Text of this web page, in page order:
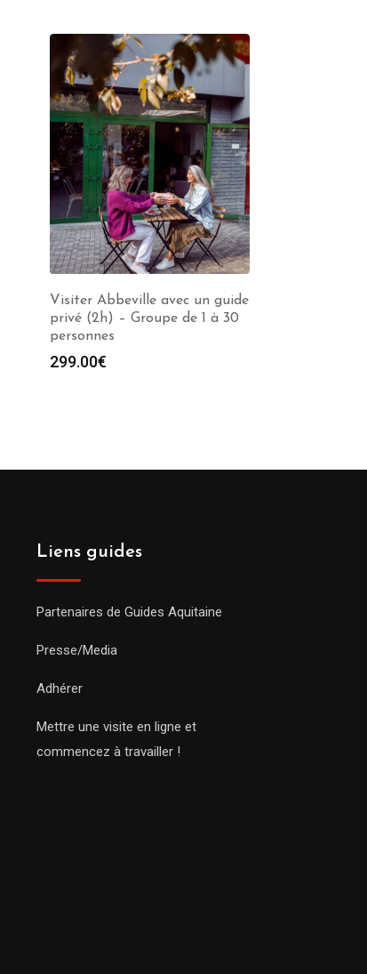
Visiter Abbeville avec un guide
privé (2h) – Groupe de 1 à 30
personnes
299.00€
Liens guides
Partenaires de Guides Aquitaine
Presse/Media
Adhérer
Mettre une visite en ligne et
commencez à travailler !